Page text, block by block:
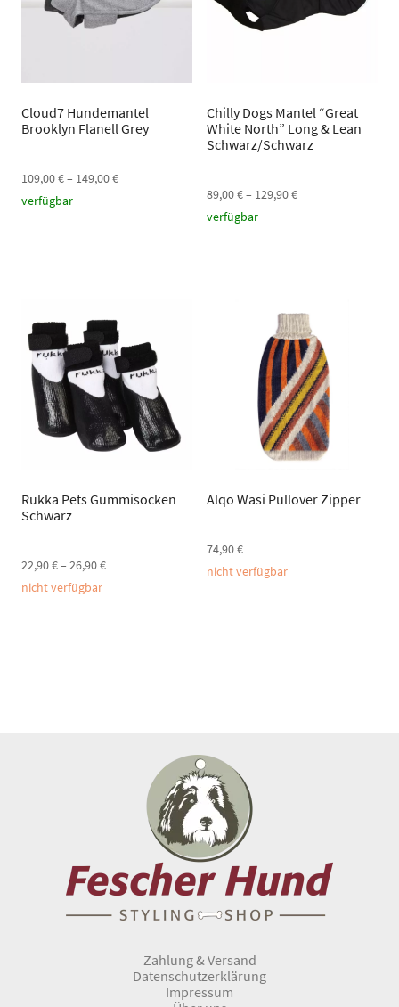
Cloud7 Hundemantel
Brooklyn Flanell Grey
109,00€– 149,00€
verfügbar
Chilly Dogs Mantel “Great
White North” Long & Lean
Schwarz/Schwarz
89,00€– 129,90€
verfügbar
Rukka Pets Gummisocken
Schwarz
22,90€– 26,90€
nicht verfügbar
Alqo Wasi Pullover Zipper
74,90€
nicht verfügbar
Zahlung & Versand
Datenschutzerklärung
Impressum